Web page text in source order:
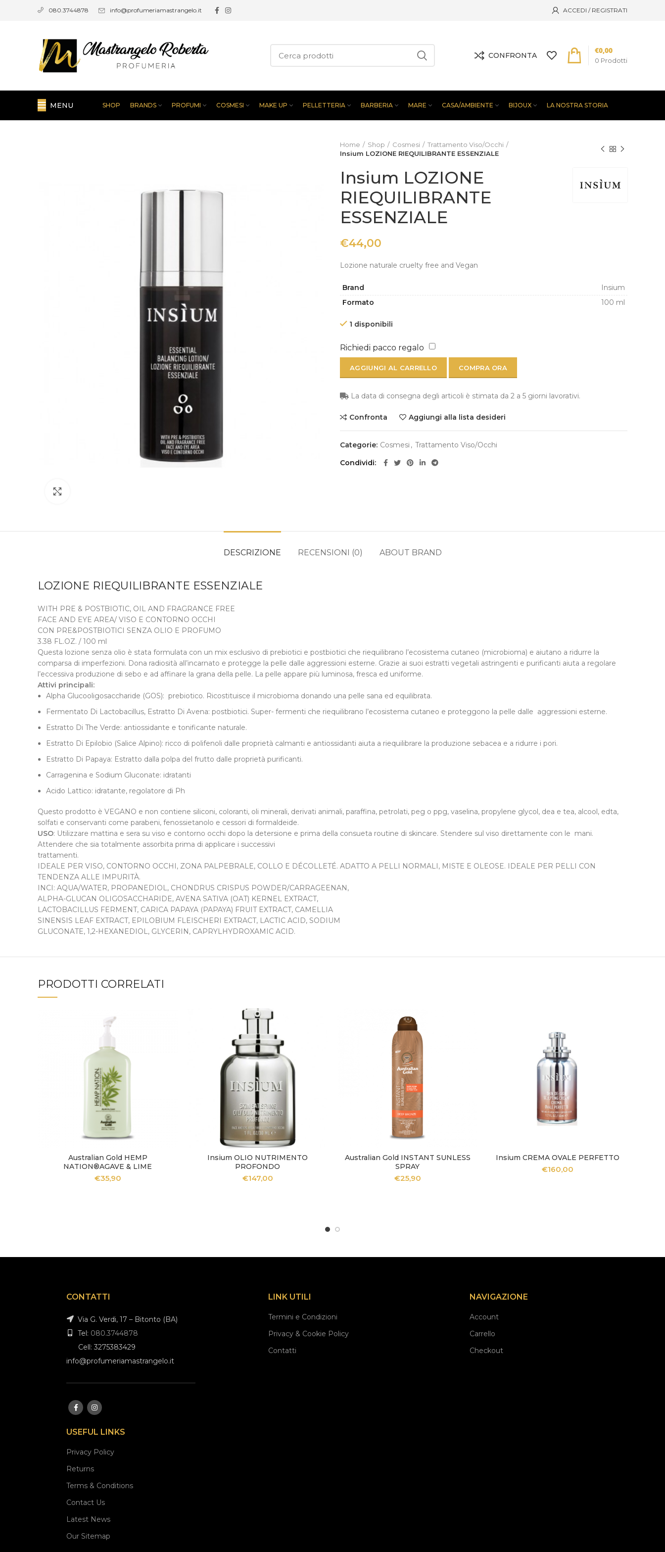
080.3744878 info@profumeriamastrangelo.it ACCEDI / REGISTRATI
CONFRONTA
0 Prodotti
€0,00
MENU SHOP BRANDS PROFUMI COSMESI MAKE UP PELLETTERIA BARBERIA MARE CASA/AMBIENTE BIJOUX LA NOSTRA STORIA
Home Shop Cosmesi
Trattamento Viso/Occhi
Insium LOZIONE RIEQUILIBRANTE ESSENZIALE
Insium LOZIONE
RIEQUILIBRANTE
ESSENZIALE
€44,00
Lozione naturale cruelty free and Vegan
Brand
Insium
Formato
100 ml
1 disponibili
Richiedi pacco regalo
AGGIUNGI AL CARRELLO COMPRA ORA
La data di consegna degli articoli è stimata da 2 a 5 giorni lavorativi.
Confronta Aggiungi alla lista desideri
Categorie: Cosmesi , Trattamento Viso/Occhi
Condividi
DESCRIZIONE RECENSIONI (0) ABOUT BRAND
LOZIONE RIEQUILIBRANTE ESSENZIALE
WITH PRE & POSTBIOTIC, OIL AND FRAGRANCE FREE
FACE AND EYE AREA/ VISO E CONTORNO OCCHI
CON PRE&POSTBIOTICI SENZA OLIO E PROFUMO
3.38 FL.OZ. / 100 ml
Questa lozione senza olio è stata formulata con un mix esclusivo di prebiotici e postbiotici che riequilibrano l’ecosistema cutaneo (microbioma) e aiutano a ridurre la
comparsa di imperfezioni. Dona radiosità all’incarnato e protegge la pelle dalle aggressioni esterne. Grazie ai suoi estratti vegetali astringenti e purificanti aiuta a regolare
l’eccessiva produzione di sebo e ad affinare la grana della pelle. La pelle appare più luminosa, fresca ed uniforme.
Attivi principali:
Alpha Glucooligosaccharide (GOS): prebiotico. Ricostituisce il microbioma donando una pelle sana ed equilibrata.
Fermentato Di Lactobacillus, Estratto Di Avena: postbiotici. Super- fermenti che riequilibrano l’ecosistema cutaneo e proteggono la pelle dalle aggressioni esterne.
Estratto Di The Verde: antiossidante e tonificante naturale.
Estratto Di Epilobio (Salice Alpino): ricco di polifenoli dalle proprietà calmanti e antiossidanti aiuta a riequilibrare la produzione sebacea e a ridurre i pori.
Estratto Di Papaya: Estratto dalla polpa del frutto dalle proprietà purificanti.
Carragenina e Sodium Gluconate: idratanti
Acido Lattico: idratante, regolatore di Ph
Questo prodotto è VEGANO e non contiene siliconi, coloranti, oli minerali, derivati animali, paraffina, petrolati, peg o ppg, vaselina, propylene glycol, dea e tea, alcool, edta,
solfati e conservanti come parabeni, fenossietanolo e cessori di formaldeide.
USO: Utilizzare mattina e sera su viso e contorno occhi dopo la detersione e prima della consueta routine di skincare. Stendere sul viso direttamente con le mani.
Attendere che sia totalmente assorbita prima di applicare i successivi
trattamenti.
IDEALE PER VISO, CONTORNO OCCHI, ZONA PALPEBRALE, COLLO E DÉCOLLETÉ. ADATTO A PELLI NORMALI, MISTE E OLEOSE. IDEALE PER PELLI CON
TENDENZA ALLE IMPURITÀ.
INCI: AQUA/WATER, PROPANEDIOL, CHONDRUS CRISPUS POWDER/CARRAGEENAN,
ALPHA-GLUCAN OLIGOSACCHARIDE, AVENA SATIVA (OAT) KERNEL EXTRACT,
LACTOBACILLUS FERMENT, CARICA PAPAYA (PAPAYA) FRUIT EXTRACT, CAMELLIA
SINENSIS LEAF EXTRACT, EPILOBIUM FLEISCHERI EXTRACT, LACTIC ACID, SODIUM
GLUCONATE, 1,2-HEXANEDIOL, GLYCERIN, CAPRYLHYDROXAMIC ACID.
PRODOTTI CORRELATI
AGGIUNGI AL CARRELLO
Australian Gold HEMP
NATION®AGAVE & LIME
€35,90
AGGIUNGI AL CARRELLO
Insium OLIO NUTRIMENTO
PROFONDO
€147,00
AGGIUNGI AL CARRELLO
Australian Gold INSTANT SUNLESS
SPRAY
€25,90
AGGIUNGI AL CARRELLO
Insium CREMA OVALE PERFETTO
€160,00
CONTATTI
Via G. Verdi, 17 – Bitonto (BA)
Tel: 080.3744878
Cell: 3275383429
info@profumeriamastrangelo.it
USEFUL LINKS
Privacy Policy
Returns
Terms & Conditions
Contact Us
Latest News
Our Sitemap
LINK UTILI
Termini e Condizioni
Privacy & Cookie Policy
Contatti
NAVIGAZIONE
Account
Carrello
Checkout